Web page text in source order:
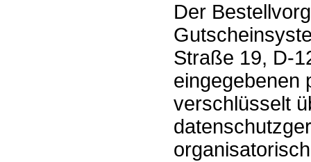
Der
Straße 19, D-
eingegebenen
verschlüsselt